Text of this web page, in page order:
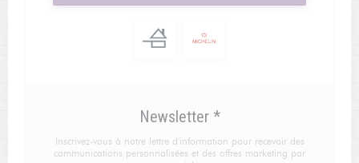
Newsletter *
Inscrivez-vous à notre lettre d'information pour recevoir des
communications personnalisées et des offres marketing par